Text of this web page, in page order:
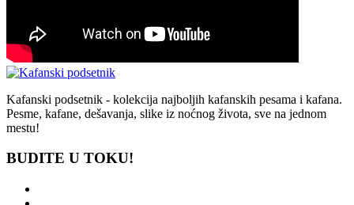
Kafanski podsetnik - kolekcija najboljih kafanskih pesama i kafana.
Pesme, kafane, dešavanja, slike iz noćnog života, sve na jednom
mestu!
BUDITE U TOKU!